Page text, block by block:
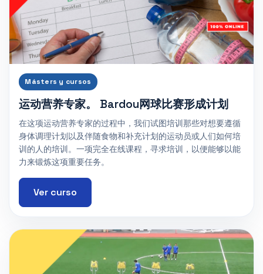
Másters y cursos
运动营养专家。 Bardou网球比赛形成计划
在这项运动营养专家的过程中，我们试图培训那些对想要遵循
身体调理计划以及伴随食物和补充计划的运动员或人们如何培
训的人的培训。一项完全在线课程，寻求培训，以便能够以能
力来锻炼这项重要任务。
Ver curso